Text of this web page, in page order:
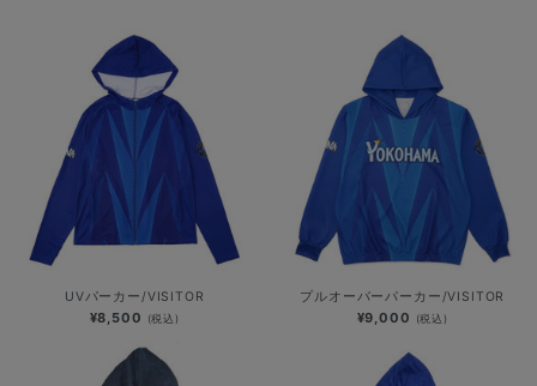
UVパーカー/VISITOR
¥8,500 (税込)
プルオーバーパーカー/VISITOR
¥9,000 (税込)